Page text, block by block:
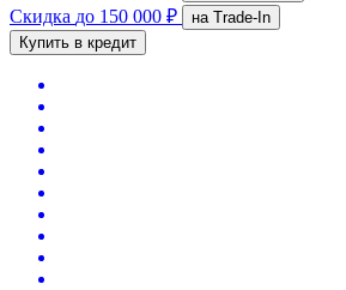
Скидка до 150 000 ₽
на Trade-In
Купить в кредит